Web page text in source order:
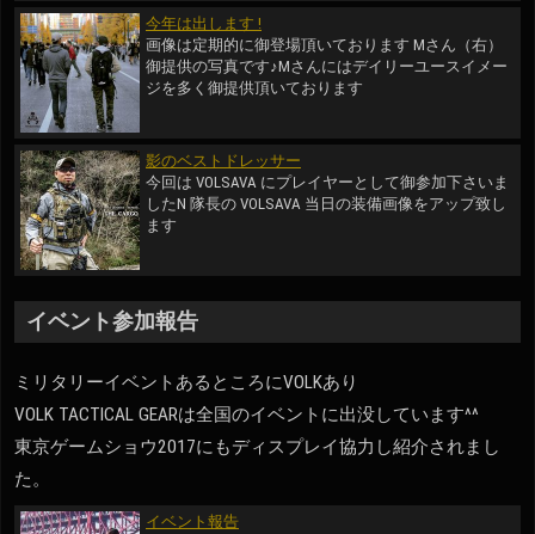
今年は出します !
画像は定期的に御登場頂いております Mさん（右）
御提供の写真です♪Mさんにはデイリーユースイメー
ジを多く御提供頂いております
影のベストドレッサー
今回は VOLSAVA にプレイヤーとして御参加下さいま
したN 隊長の VOLSAVA 当日の装備画像をアップ致し
ます
イベント参加報告
ミリタリーイベントあるところにVOLKあり
VOLK TACTICAL GEARは全国のイベントに出没しています^^
東京ゲームショウ2017にもディスプレイ協力し紹介されまし
た。
イベント報告